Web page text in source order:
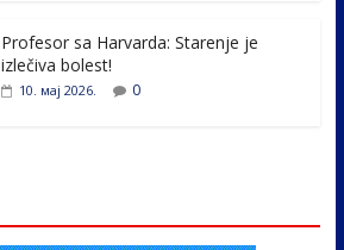
Profesor sa Harvarda: Starenje je
izlečiva bolest!
10. мај 2026. 0